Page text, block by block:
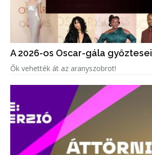
A 2026-os Oscar-gála győztesei
Ők vehették át az aranyszobrot!